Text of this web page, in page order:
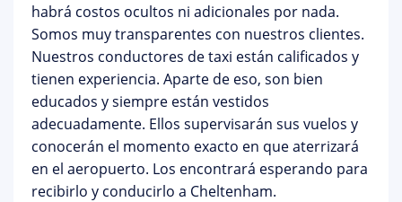
habrá costos ocultos ni adicionales por nada.
Somos muy transparentes con nuestros clientes.
Nuestros conductores de taxi están calificados y
tienen experiencia. Aparte de eso, son bien
educados y siempre están vestidos
adecuadamente. Ellos supervisarán sus vuelos y
conocerán el momento exacto en que aterrizará
en el aeropuerto. Los encontrará esperando para
recibirlo y conducirlo a Cheltenham.